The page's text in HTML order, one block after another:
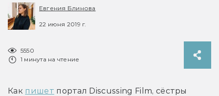
Евгения Блинова
22 июня 2019 г.
5550
1 минута на чтение
Как пишет портал Discussing Film, сёстры